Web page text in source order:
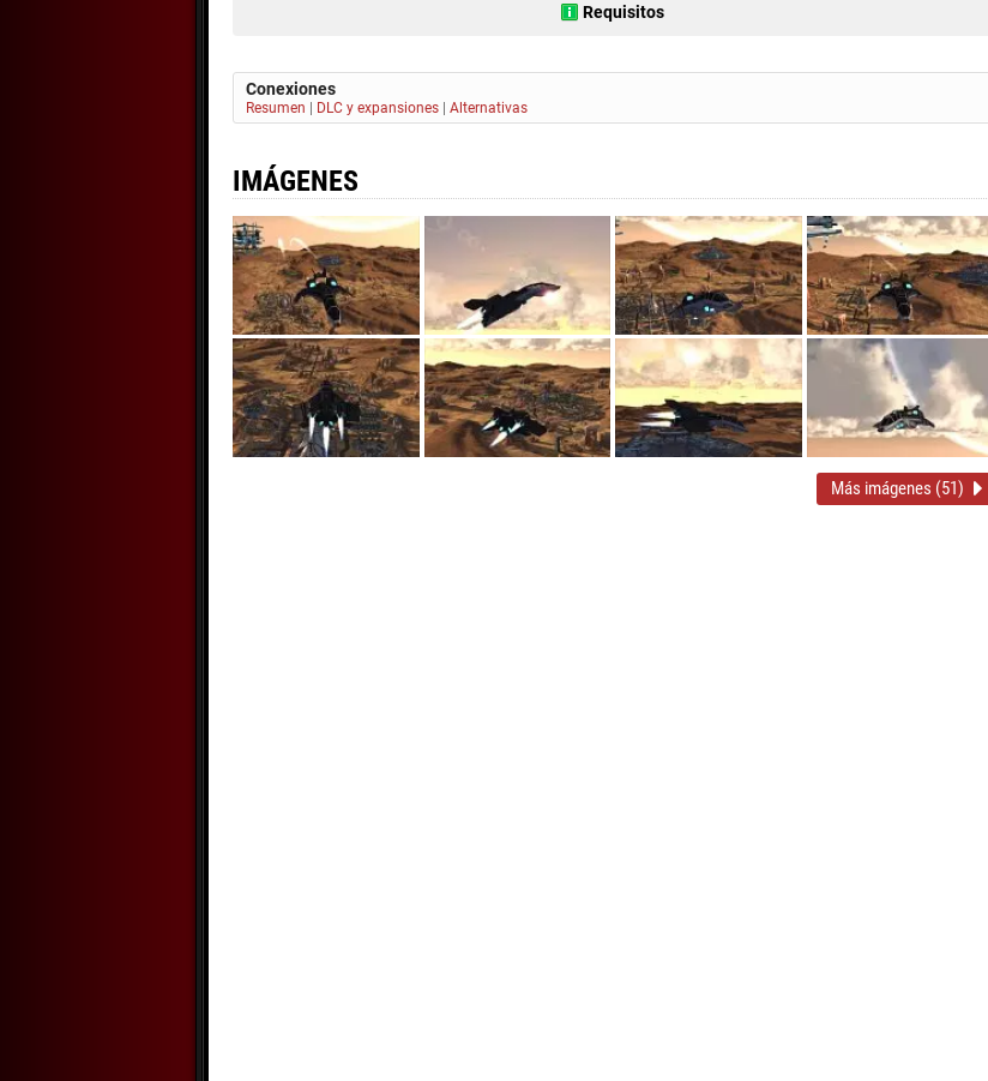
Requisitos
Conexiones
Resumen DLC y expansiones Alternativas
IMÁGENES
Más imágenes (51)